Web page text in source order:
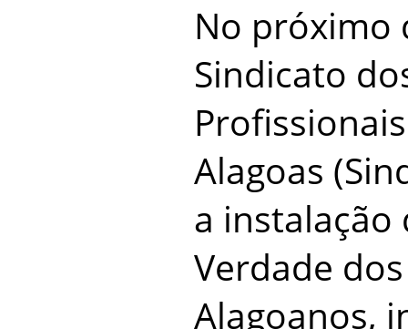
No próximo
Sindicato
Alagoas
a instalação
Verdade
Alagoanos,